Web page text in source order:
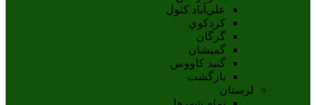
علي‌آباد کتول
کردکوي
گرگان
گميشان
گنبد کاووس
بازگشت
لرستان